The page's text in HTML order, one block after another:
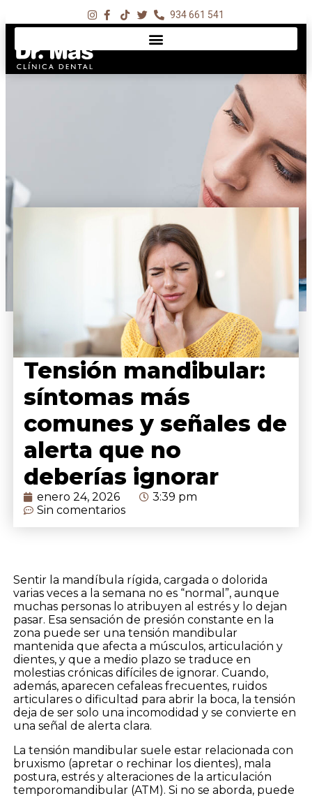
934 661 541
Tensión mandibular:
síntomas más
comunes y señales de
alerta que no
deberías ignorar
enero 24, 2026
3:39 pm
Sin comentarios
Sentir la mandíbula rígida, cargada o dolorida
varias veces a la semana no es “normal”, aunque
muchas personas lo atribuyen al estrés y lo dejan
pasar. Esa sensación de presión constante en la
zona puede ser una tensión mandibular
mantenida que afecta a músculos, articulación y
dientes, y que a medio plazo se traduce en
molestias crónicas difíciles de ignorar. Cuando,
además, aparecen cefaleas frecuentes, ruidos
articulares o dificultad para abrir la boca, la tensión
deja de ser solo una incomodidad y se convierte en
una señal de alerta clara.
La tensión mandibular suele estar relacionada con
bruxismo (apretar o rechinar los dientes), mala
postura, estrés y alteraciones de la articulación
temporomandibular (ATM). Si no se aborda, puede